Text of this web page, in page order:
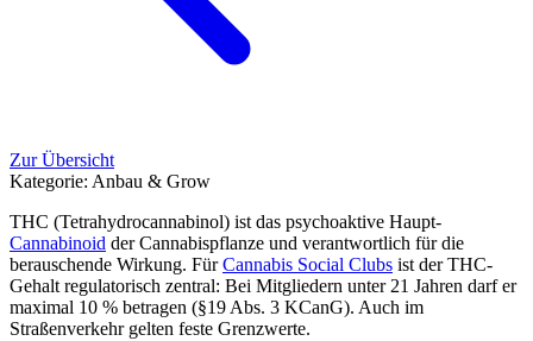
Zur Übersicht
Kategorie: Anbau & Grow
THC (Tetrahydrocannabinol) ist das psychoaktive Haupt-
Cannabinoid der Cannabispflanze und verantwortlich für die
berauschende Wirkung. FürCannabis Social Clubs ist der THC-
Gehalt regulatorisch zentral: Bei Mitgliedern unter 21 Jahren darf er
maximal 10 % betragen (§19 Abs. 3 KCanG). Auch im
Straßenverkehr gelten feste Grenzwerte.